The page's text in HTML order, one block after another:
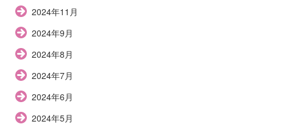
2024年11月
2024年9月
2024年8月
2024年7月
2024年6月
2024年5月